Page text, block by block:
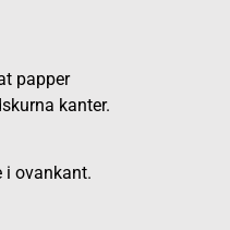
papper
kanter.
i ovankant.